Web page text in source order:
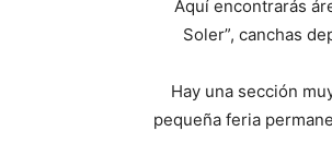
Aquí encontrarás
Soler”, canchas
Hay una sección
pequeña feria